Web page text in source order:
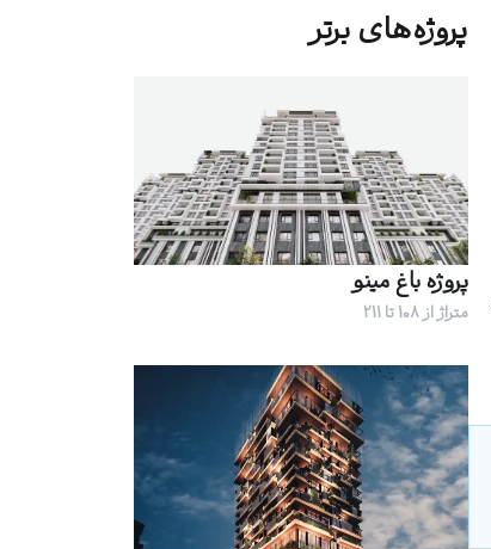
پروژه‌های برتر
پروژه باغ مینو
متراژ از 108 تا 211